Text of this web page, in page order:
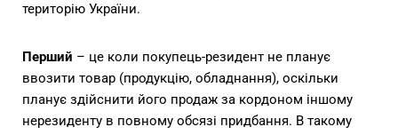
територію України.
Перший – це коли покупець-резидент не планує
ввозити товар (продукцію, обладнання), оскільки
планує здійснити його продаж за кордоном іншому
нерезиденту в повному обсязі придбання. В такому